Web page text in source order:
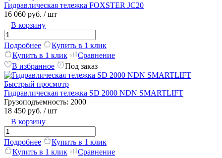
Гидравлическая тележка FOXSTER JC20
16 060 руб. / шт
В корзину
Подробнее
Купить в 1 клик
Купить в 1 клик
Сравнение
В избранное
Под заказ
Быстрый просмотр
Гидравлическая тележка SD 2000 NDN SMARTLIFT
Грузоподъемность: 2000
18 450 руб. / шт
В корзину
Подробнее
Купить в 1 клик
Купить в 1 клик
Сравнение